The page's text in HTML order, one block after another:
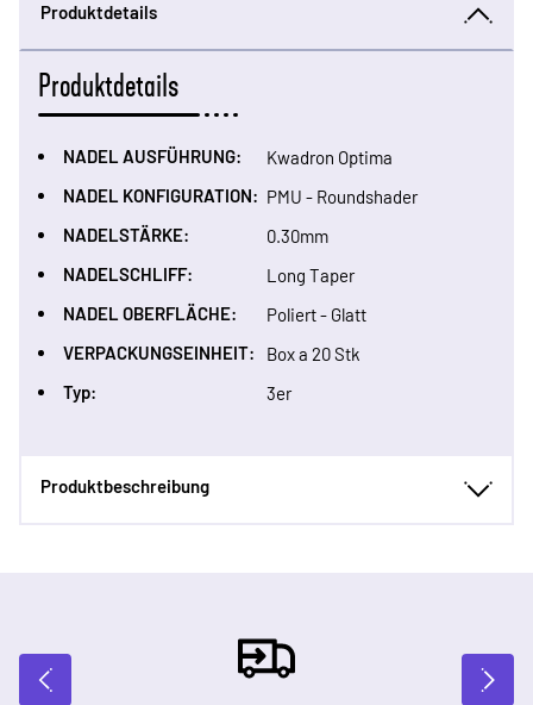
Produktdetails
Produktdetails
NADEL AUSFÜHRUNG:
Kwadron Optima
NADEL KONFIGURATION: PMU - Roundshader
NADELSTÄRKE:
0.30mm
NADELSCHLIFF:
Long Taper
NADEL OBERFLÄCHE:
Poliert - Glatt
VERPACKUNGSEINHEIT:
Box a 20 Stk
Typ:
3er
Produktbeschreibung